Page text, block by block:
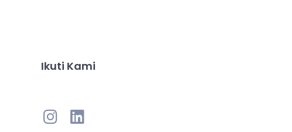
Ikuti Kami